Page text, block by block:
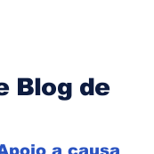
Blog de
a causa